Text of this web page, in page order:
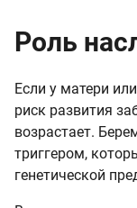
Роль
Если у матери
риск развития
возрастает.
триггером,
генетической